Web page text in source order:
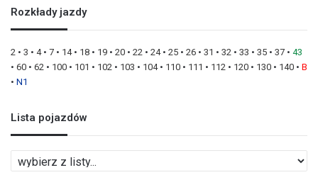
Rozkłady jazdy
2 • 3 • 4• 7 • 14• 18 • 19 • 20 • 22 • 24• 25 • 26 • 31 • 32 • 33 • 35 • 37 • 43
• 60 • 62 • 100 • 101 • 102 • 103 • 104• 110 • 111 • 112 • 120 • 130 • 140 • B
• N1
Lista pojazdów
i